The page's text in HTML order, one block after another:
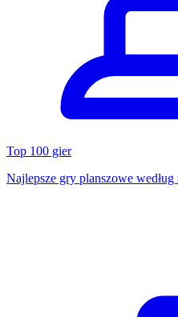
Top 100 gier
Najlepsze gry planszowe